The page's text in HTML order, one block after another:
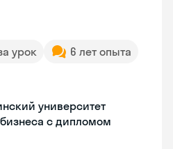
урок
6 лет опыта
университет
с дипломом